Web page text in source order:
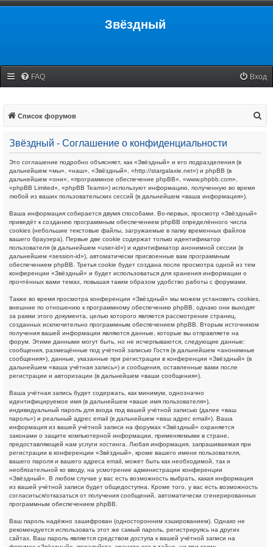
Звёздный
FAQ Вход
Список форумов
Звёздный - Соглашение о конфиденциальности
Это соглашение подробно объясняет, как «Звёздный» и его подразделения (в
дальнейшем «мы», «наш», «Звёздный», «http://stargalaxie.net») и phpBB (в
дальнейшем «они», «программное обеспечение phpBB», «www.phpbb.com»,
«phpBB Limited», «phpBB Teams») используют информацию, полученную во время
любой из ваших пользовательских сессий (в дальнейшем «ваша информация»).
Ваша информация собирается двумя способами. Во-первых, просмотр «Звёздный»
приведёт к созданию программным обеспечением phpBB определённого числа
cookies (небольшие текстовые файлы, загружаемые в папку временных файлов
вашего браузера). Первые две cookie содержат только идентификатор
пользователя (в дальнейшем «user-id») и идентификатор анонимной сессии (в
дальнейшем «session-id»), автоматически присвоенные вам программным
обеспечением phpBB. Третья cookie будет создана после просмотра одной из тем
конференции «Звёздный» и будет использоваться для хранения информации о
прочтённых вами темах, повышая таким образом удобство работы с форумами.
Также во время просмотра конференции «Звёздный» мы можем установить cookies,
внешние по отношению к программному обеспечению phpBB, однако они выходят
за рамки этого документа, целью которого является рассмотрение страниц,
созданных исключительно программным обеспечением phpBB. Вторым источником
получения вашей информации являются данные, которые вы отправляете на
форум. Этими данными могут быть, но не исчерпываются, следующие данные:
сообщения, размещённые под учётной записью Гостя (в дальнейшем «анонимные
сообщения»), данные, указанные при регистрации в конференции «Звёздный» (в
дальнейшем «ваша учётная запись») и сообщения, оставленные вами после
регистрации и авторизации (в дальнейшем «ваши сообщения»).
Ваша учётная запись будет содержать, как минимум, однозначно
идентифицируемое имя (в дальнейшем «ваше имя пользователя»),
индивидуальный пароль для входа под вашей учётной записью (далее «ваш
пароль») и реальный адрес email (в дальнейшем «ваш адрес email»). Ваша
информация из вашей учётной записи на форумах «Звёздный» охраняется
законами о защите компьютерной информации, применяемыми в стране,
предоставляющей нам услуги хостинга. Любая информация, запрашиваемая при
регистрации в конференции «Звёздный», кроме вашего имени пользователя,
вашего пароля и вашего адреса email, может быть как необходимой, так и
необязательной ко вводу, на усмотрение администрации конференции
«Звёздный». В любом случае у вас есть возможность выбрать, какая информация
из вашей учётной записи будет общедоступна. Кроме того, у вас есть возможность
согласиться/отказаться от получения сообщений, автоматически сгенерированных
программным обеспечением phpBB.
Ваш пароль надёжно зашифрован (односторонним хэшированием). Однако не
рекомендуется использовать этот же самый пароль, регистрируясь на других
сайтах. Ваш пароль является средством доступа к вашей учётной записи на